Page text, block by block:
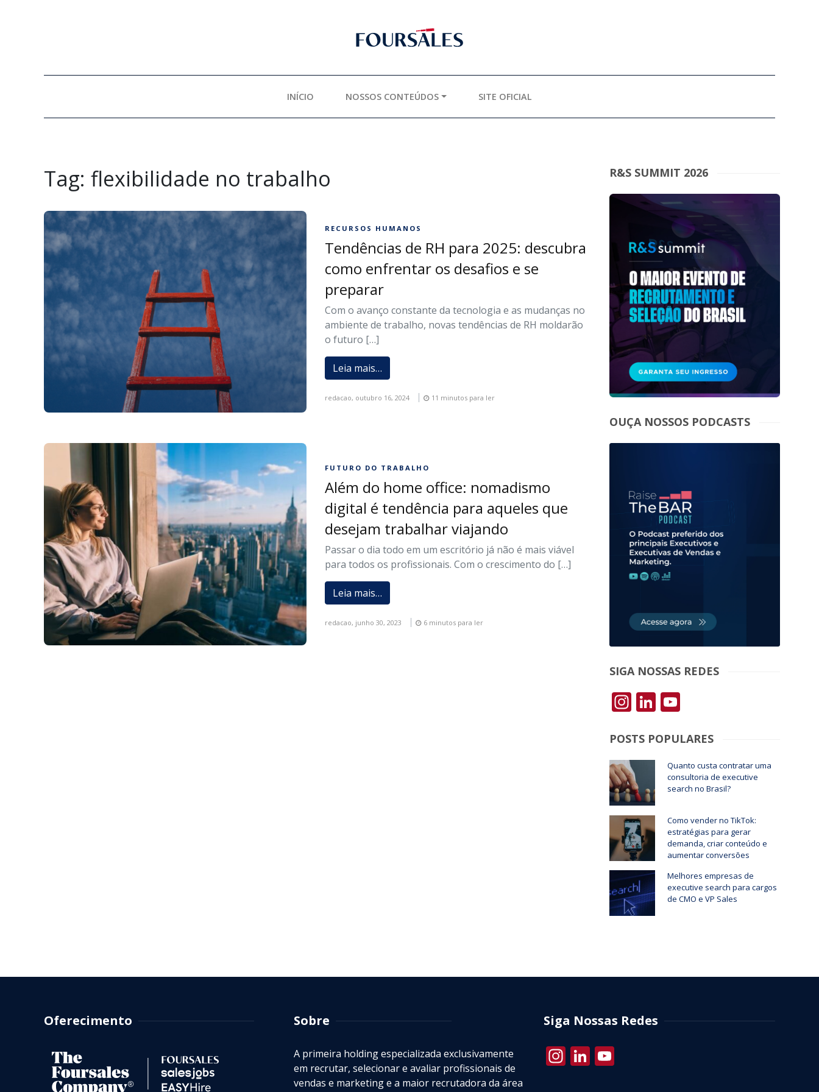
INÍCIO NOSSOS CONTEÚDOS SITE OFICIAL
Tag: flexibilidade no trabalho
RECURSOS HUMANOS
Tendências de RH para 2025: descubra
como enfrentar os desafios e se
preparar
Com o avanço constante da tecnologia e as mudanças no
ambiente de trabalho, novas tendências de RH moldarão
o futuro […]
Leia mais…
redacao, outubro 16, 2024 11 minutos para ler
FUTURO DO TRABALHO
Além do home office: nomadismo
digital é tendência para aqueles que
desejam trabalhar viajando
Passar o dia todo em um escritório já não é mais viável
para todos os profissionais. Com o crescimento do […]
Leia mais…
redacao, junho 30, 2023 6 minutos para ler
R&S SUMMIT 2026
OUÇA NOSSOS PODCASTS
SIGA NOSSAS REDES
Instagram
LinkedIn
YouTube
POSTS POPULARES
Quanto custa contratar uma
consultoria de executive
search no Brasil?
Como vender no TikTok:
estratégias para gerar
demanda, criar conteúdo e
aumentar conversões
Melhores empresas de
executive search para cargos
de CMO e VP Sales
Oferecimento Sobre
A primeira holding especializada exclusivamente
em recrutar, selecionar e avaliar profissionais de
vendas e marketing e a maior recrutadora da área
Siga Nossas Redes
Instagram
LinkedIn
YouTube